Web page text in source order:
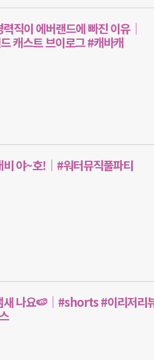
직이 에버랜드에 빠진 이유｜
캐스트 브이로그 #캐바캐
비 야~호!｜#워터뮤직풀파티
새 나요🍉｜#shorts #이리저리